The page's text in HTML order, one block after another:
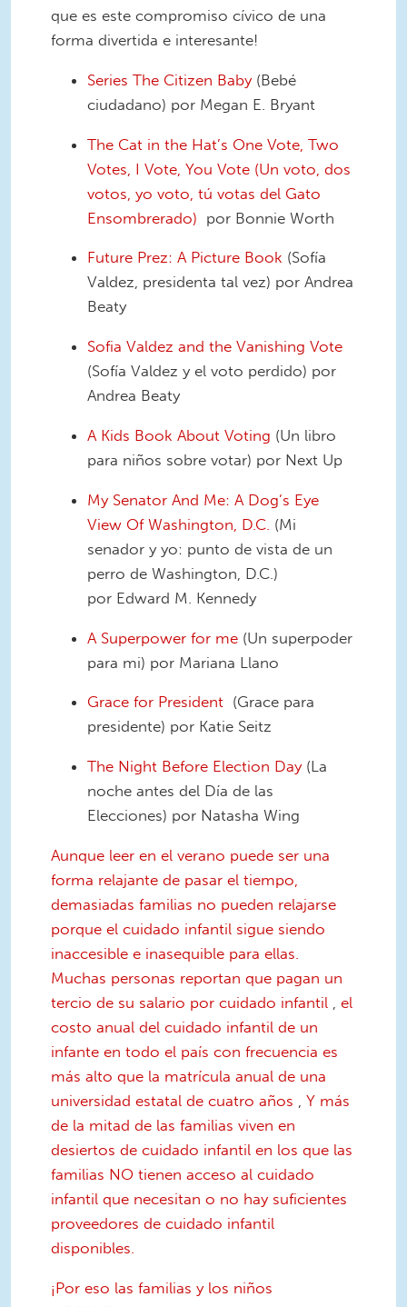
que es este compromiso cívico de una
forma divertida e interesante!
Series The Citizen Baby(Bebé
ciudadano) por Megan E. Bryant
The Cat in the Hat’s One Vote, Two
Votes, I Vote, You Vote (Un voto, dos
votos, yo voto, tú votas del Gato
Ensombrerado) por Bonnie Worth
Future Prez: A Picture Book (Sofía
Valdez, presidenta tal vez) por Andrea
Beaty
Sofia Valdez and the Vanishing Vote
(Sofía Valdez y el voto perdido) por
Andrea Beaty
A Kids Book About Voting (Un libro
para niños sobre votar) por Next Up
My Senator And Me: A Dog’s Eye
View Of Washington, D.C. (Mi
senador y yo: punto de vista de un
perro de Washington, D.C.)
por Edward M. Kennedy
A Superpower for me (Un superpoder
para mi) por Mariana Llano
Grace for President (Grace para
presidente) por Katie Seitz
The Night Before Election Day(La
noche antes del Día de las
Elecciones) por Natasha Wing
Aunque leer en el verano puede ser una
forma relajante de pasar el tiempo,
demasiadas familias no pueden relajarse
porque el cuidado infantil sigue siendo
inaccesible e inasequible para ellas.
Muchas personas reportan que pagan un
tercio de su salario por cuidado infantil
el
costo anual del cuidado infantil de un
infante en todo el país con frecuencia es
más alto que la matrícula anual de una
universidad estatal de cuatro años
Y más
de la mitad de las familias viven en
desiertos de cuidado infantil en los que las
familias NO tienen acceso al cuidado
infantil que necesitan o no hay suficientes
proveedores de cuidado infantil
disponibles.
¡Por eso las familias y los niños